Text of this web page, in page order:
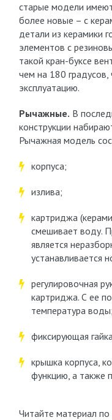
старые модели
более новые – с
детали из керамики
элементов с
такой кран-буксе
чем на 180
эксплуатацию.
Рычажные. В
конструкции
Рычажная модель
корпуса;
излива;
картриджа
смешивает воду.
является
устанавливается
регулировочная
картриджа. С ее
температура воды;
фиксирующая
крышка корпуса,
функцию, а также
Читайте материал